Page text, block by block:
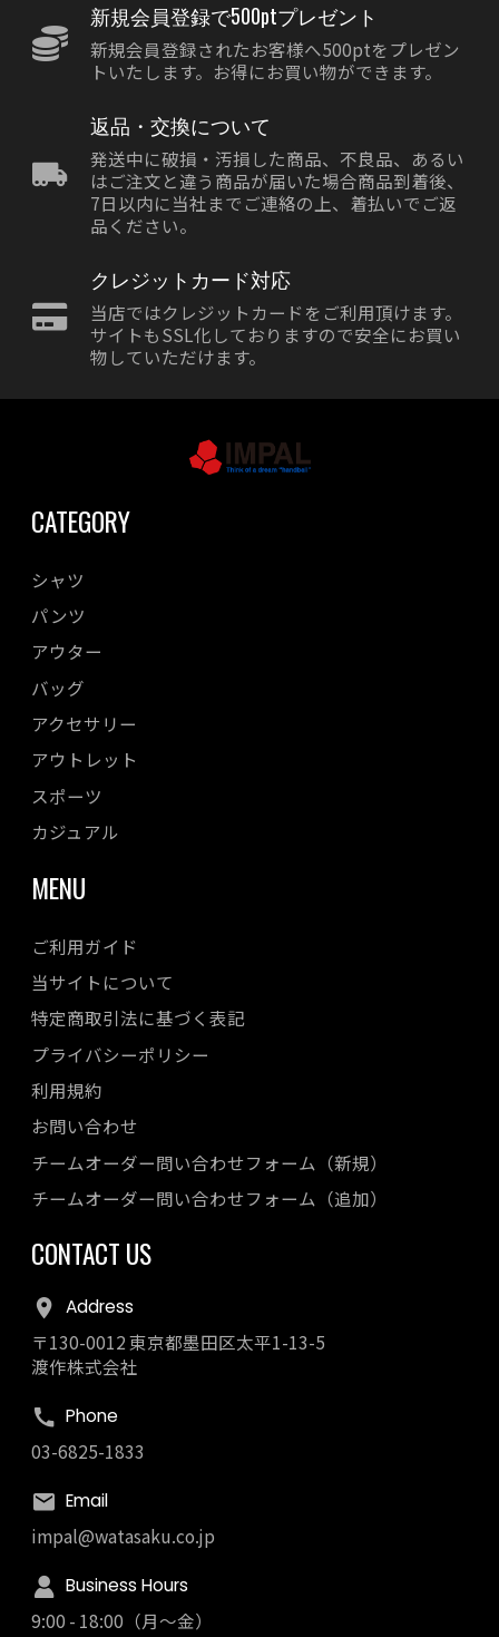
新規会員登録で500ptプレゼント
新規会員登録されたお客様へ500ptをプレゼン
トいたします。お得にお買い物ができます。
返品・交換について
発送中に破損・汚損した商品、不良品、あるい
はご注文と違う商品が届いた場合商品到着後、
7日以内に当社までご連絡の上、着払いでご返
品ください。
クレジットカード対応
当店ではクレジットカードをご利用頂けます。
サイトもSSL化しておりますので安全にお買い
物していただけます。
CATEGORY
シャツ
パンツ
アウター
バッグ
アクセサリー
アウトレット
スポーツ
カジュアル
MENU
ご利用ガイド
当サイトについて
特定商取引法に基づく表記
プライバシーポリシー
利用規約
お問い合わせ
チームオーダー問い合わせフォーム（新規）
チームオーダー問い合わせフォーム（追加）
CONTACT US
Address
〒130-0012 東京都墨田区太平1-13-5
渡作株式会社
Phone
03-6825-1833
Email
impal@watasaku.co.jp
Business Hours
9:00 - 18:00（月～金）